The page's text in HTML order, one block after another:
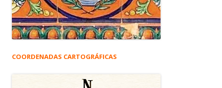
COORDENADAS CARTOGRÁFICAS